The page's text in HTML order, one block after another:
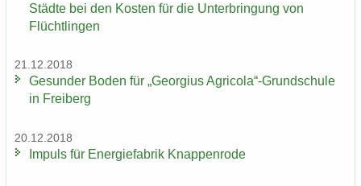
Städ­te bei den Kos­ten für die Un­ter­brin­gung von
Flücht­lin­gen
21.12.2018
Ge­sun­der Boden für „Ge­or­gi­us Agri­co­la“-​Grundschule
in Frei­berg
20.12.2018
Im­puls für En­er­gie­fa­brik Knap­pen­ro­de